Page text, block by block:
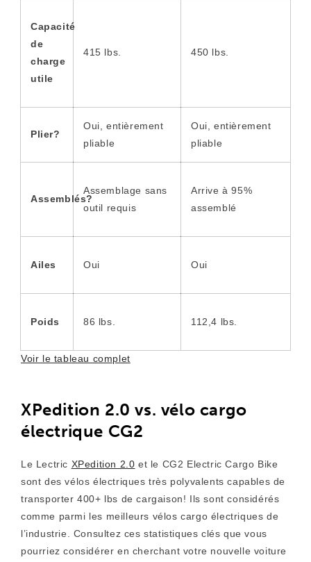
Capacité
de
charge
utile
415 lbs. 450 lbs.
Plier?
Oui, entièrement
pliable
Oui, entièrement
pliable
Assemblés?
Assemblage sans
outil requis
Arrive à 95%
assemblé
Ailes Oui Oui
Poids 86 lbs. 112,4 lbs.
Voir le tableau complet
XPedition 2.0 vs. vélo cargo
électrique CG2
Le Lectric XPedition 2.0 et le CG2 Electric Cargo Bike
sont des vélos électriques très polyvalents capables de
transporter 400+ lbs de cargaison! Ils sont considérés
comme parmi les meilleurs vélos cargo électriques de
l’industrie. Consultez ces statistiques clés que vous
pourriez considérer en cherchant votre nouvelle voiture